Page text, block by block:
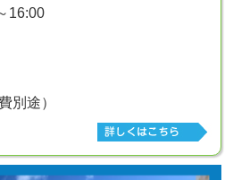
16:00
別途）